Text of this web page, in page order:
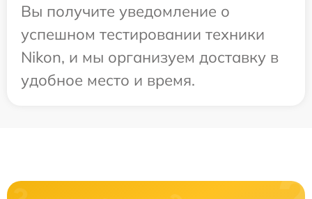
Вы получите уведомление о
успешном тестировании техники
Nikon, и мы организуем доставку в
удобное место и время.